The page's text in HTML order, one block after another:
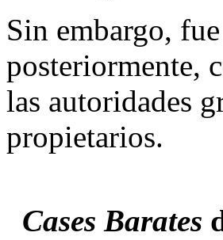
Sin embargo,
posteriormente,
las autoridades
propietarios.
Cases Barates